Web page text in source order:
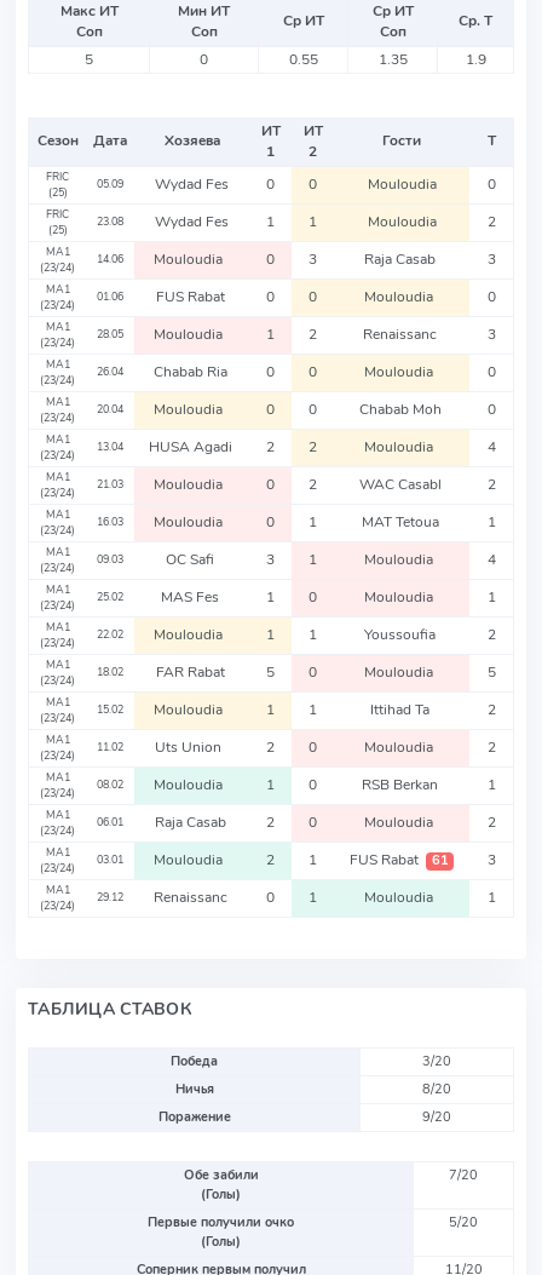
Макс ИТ
Соп
Мин ИТ
Соп
Ср ИТ
Ср ИТ
Соп
Ср. Т
5
0 0.55 1.35 1.9
Сезон Дата Хозяева
ИТ
1
ИТ
2
Гости Т
FRIC
(25)
05.09 Wydad Fes 0 0 Mouloudia 0
FRIC
(25)
23.08 Wydad Fes 1 1 Mouloudia 2
MA1
(23/24)
14.06 Mouloudia 0 3 Raja Casab 3
MA1
(23/24)
01.06 FUS Rabat 0 0 Mouloudia 0
MA1
(23/24)
28.05 Mouloudia 1 2 Renaissanc 3
MA1
(23/24)
26.04 Chabab Ria 0 0 Mouloudia 0
MA1
(23/24)
20.04 Mouloudia 0 0 Chabab Moh 0
MA1
(23/24)
13.04 HUSA Agadi 2 2 Mouloudia 4
MA1
(23/24)
21.03 Mouloudia 0 2 WAC Casabl 2
MA1
(23/24)
16.03 Mouloudia 0 1 MAT Tetoua 1
MA1
(23/24)
09.03 OC Safi 3 1 Mouloudia 4
MA1
(23/24)
25.02 MAS Fes 1 0 Mouloudia 1
MA1
(23/24)
22.02 Mouloudia 1 1 Youssoufia 2
MA1
(23/24)
18.02 FAR Rabat 5 0 Mouloudia 5
MA1
(23/24)
15.02 Mouloudia 1 1 Ittihad Ta 2
MA1
(23/24)
11.02 Uts Union 2 0 Mouloudia 2
MA1
(23/24)
08.02 Mouloudia 1 0 RSB Berkan 1
MA1
(23/24)
06.01 Raja Casab 2 0 Mouloudia 2
MA1
(23/24)
03.01 Mouloudia 2 1 FUS Rabat 61 3
MA1
(23/24)
29.12 Renaissanc 0 1 Mouloudia 1
ТАБЛИЦА СТАВОК
Победа
3/20
Ничья
8/20
Поражение
9/20
Обе забили
(Голы)
7/20
Первые получили очко
(Голы)
5/20
Соперник первым получил
11/20